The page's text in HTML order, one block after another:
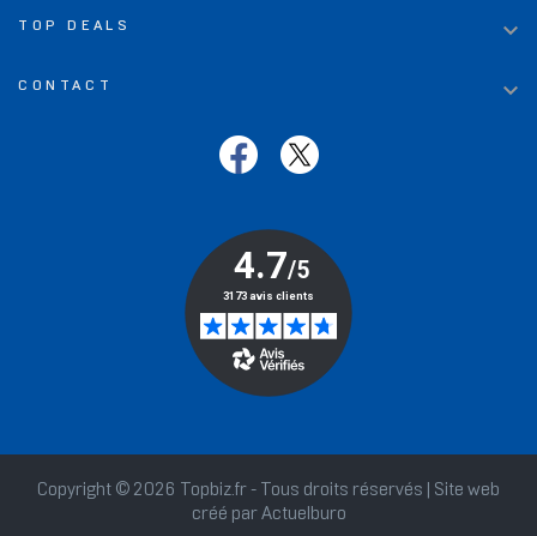
TOP DEALS 
CONTACT 
Copyright © 2026 Topbiz.fr - Tous droits réservés | Site web
créé par Actuelburo